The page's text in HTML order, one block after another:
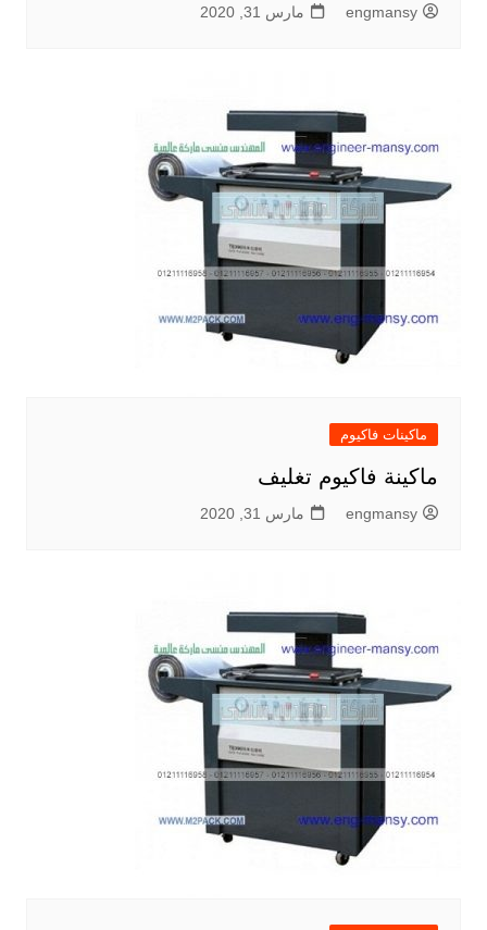
engmansy مارس 31, 2020
ماكينات فاكيوم
ماكينة فاكيوم تغليف
engmansy مارس 31, 2020